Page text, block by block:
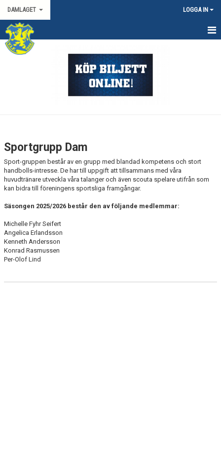
DAMLAGET LOGGA IN
HEM
SPORTGRUPP DAM
DAMALLSVENSKAN
Sportgrupp Dam
Sport-gruppen består av en grupp med blandad kompetens och stort
handbolls-intresse. De har till uppgift att tillsammans med våra
huvudtränare utveckla våra talanger och även scouta spelare utifrån som
kan bidra till föreningens sportsliga framgångar.
Säsongen 2025/2026 består den av följande medlemmar:
Michelle Fyhr Seifert
Angelica Erlandsson
Kenneth Andersson
Konrad Rasmussen
Per-Olof Lind